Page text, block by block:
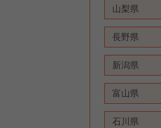
山梨県
長野県
新潟県
富山県
石川県